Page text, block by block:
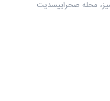
محله صحراییسدیت